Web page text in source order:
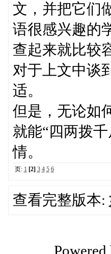
文，并把它们
语很感兴趣的
查起来就比较
对于上文中谈
适。
但是，无论如
就能“四两拨
情。
页: 1 [2] 3 4 5 6
查看完整版本:
Powered